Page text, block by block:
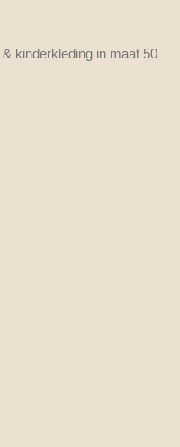
kinderkleding in maat 50